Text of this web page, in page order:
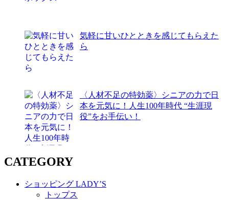
気軽に甘いひとときを感じてもらえた
ら
〈人材不足の特効薬〉シニアの力で日
本を元気に！人生100年時代 “生涯現
役”をお手伝い！
CATEGORY
ショッピング LADY’S
トップス